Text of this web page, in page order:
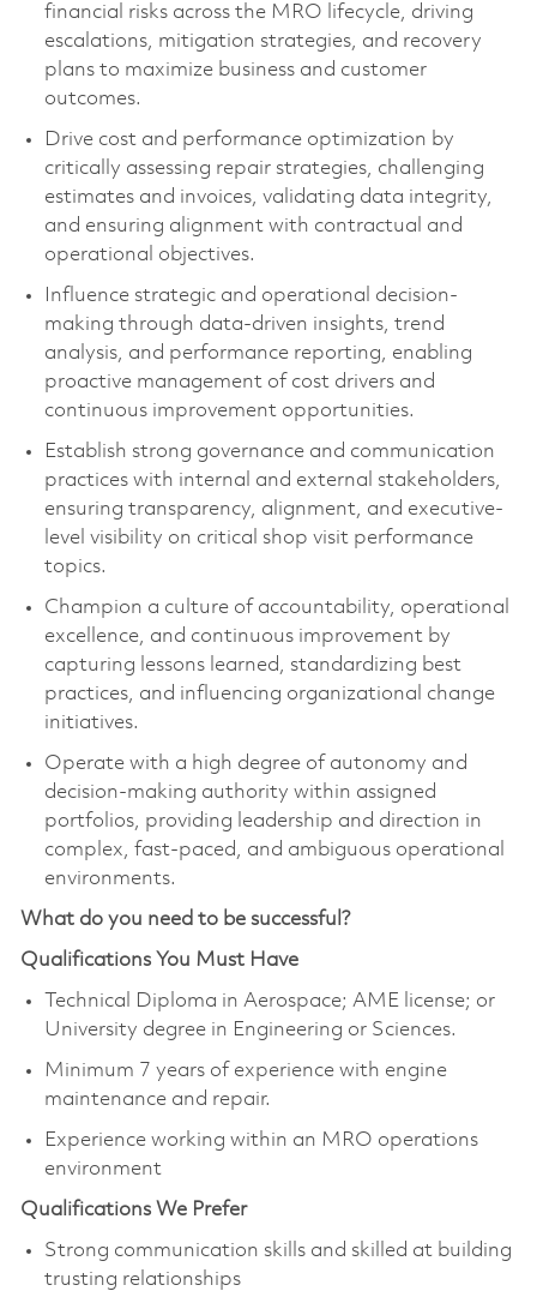
financial risks across the MRO lifecycle, driving
escalations, mitigation strategies, and recovery
plans to maximize business and customer
outcomes.
Drive cost and performance optimization by
critically assessing repair strategies, challenging
estimates and invoices, validating data integrity,
and ensuring alignment with contractual and
operational objectives.
Influence strategic and operational decision-
making through data-driven insights, trend
analysis, and performance reporting, enabling
proactive management of cost drivers and
continuous improvement opportunities.
Establish strong governance and communication
practices with internal and external stakeholders,
ensuring transparency, alignment, and executive-
level visibility on critical shop visit performance
topics.
Champion a culture of accountability, operational
excellence, and continuous improvement by
capturing lessons learned, standardizing best
practices, and influencing organizational change
initiatives.
Operate with a high degree of autonomy and
decision-making authority within assigned
portfolios, providing leadership and direction in
complex, fast-paced, and ambiguous operational
environments.
What do you need to be successful?
Qualifications You Must Have
Technical Diploma in Aerospace; AME license; or
University degree in Engineering or Sciences.
Minimum 7 years of experience with engine
maintenance and repair.
Experience working within an MRO operations
environment
Qualifications We Prefer
Strong communication skills and skilled at building
trusting relationships